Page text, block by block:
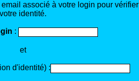
associé à votre login pour vérifier
votre identité.
:
et
d'identité) :